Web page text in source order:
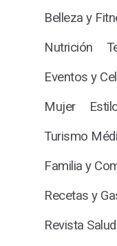
Belleza y
Nutrición
Eventos y
Mujer
Turismo
Familia y
Recetas y
Revista